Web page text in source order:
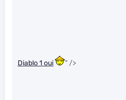
Diablo 1 oui " />